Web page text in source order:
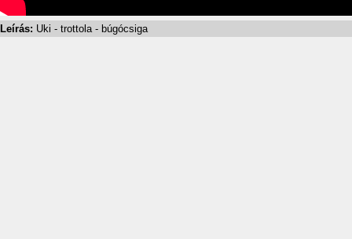
Leírás: Uki - trottola - búgócsiga